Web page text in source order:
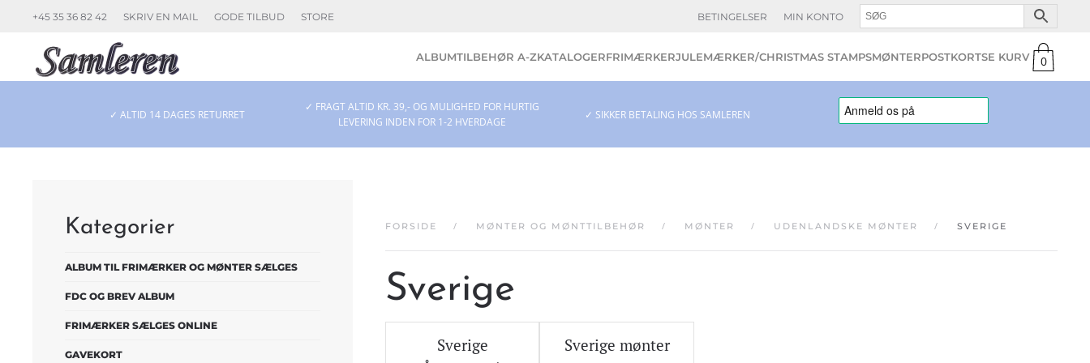
Skip to main content
+45 35 36 82 42 SKRIV EN MAIL GODE TILBUD STORE BETINGELSER MIN KONTO
ALBUMTILBEHØR A-ZKATALOGERFRIMÆRKERJULEMÆRKER/CHRISTMAS STAMPSMØNTERPOSTKORT 0
✓ ALTID 14 DAGES RETURRET
✓ FRAGT ALTID KR. 39,- OG MULIGHED FOR HURTIG
LEVERING INDEN FOR 1-2 HVERDAGE
✓ SIKKER BETALING HOS SAMLEREN
Kategorier
ALBUM TIL FRIMÆRKER OG MØNTER SÆLGES
FDC OG BREV ALBUM
FRIMÆRKER SÆLGES ONLINE
GAVEKORT
FORSIDE MØNTER OG MØNTTILBEHØR MØNTER UDENLANDSKE MØNTER SVERIGE
Sverige
Sverige
Sverige mønter